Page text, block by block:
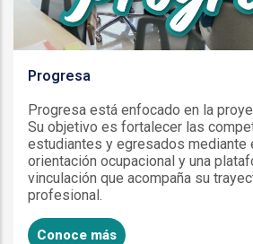
Progresa
Progresa está enfocado en la
Su objetivo es fortalecer las
estudiantes y egresados mediante
orientación ocupacional y una
vinculación que acompaña su
profesional.
Conoce más